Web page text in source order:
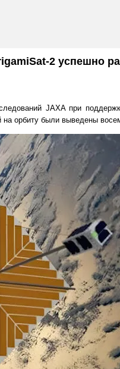
2 успешно
JAXA при
орбиту были выведены